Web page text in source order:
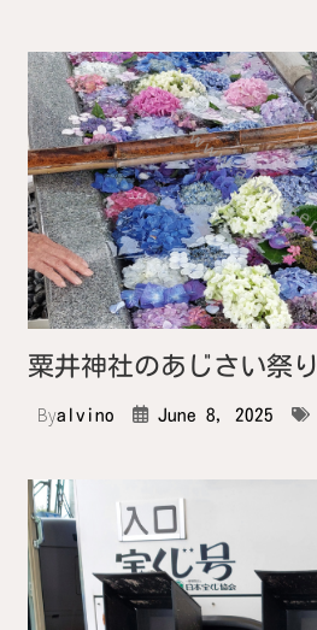
粟井神社のあじさい祭り
Byalvino June 8, 2025